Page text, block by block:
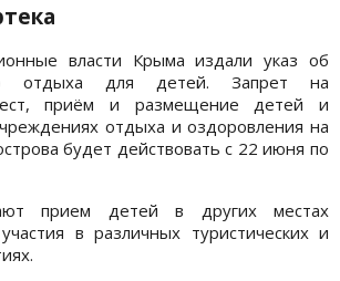
власти Крыма издали указ об
отдыха для детей. Запрет на
приём и размещение детей и
отдыха и оздоровления на
будет действовать с 22 июня по
прием детей в других местах
в различных туристических и